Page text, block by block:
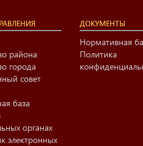
района
города
совет
база
органах
электронных
ДОКУМЕНТЫ
Нормативная
Политика